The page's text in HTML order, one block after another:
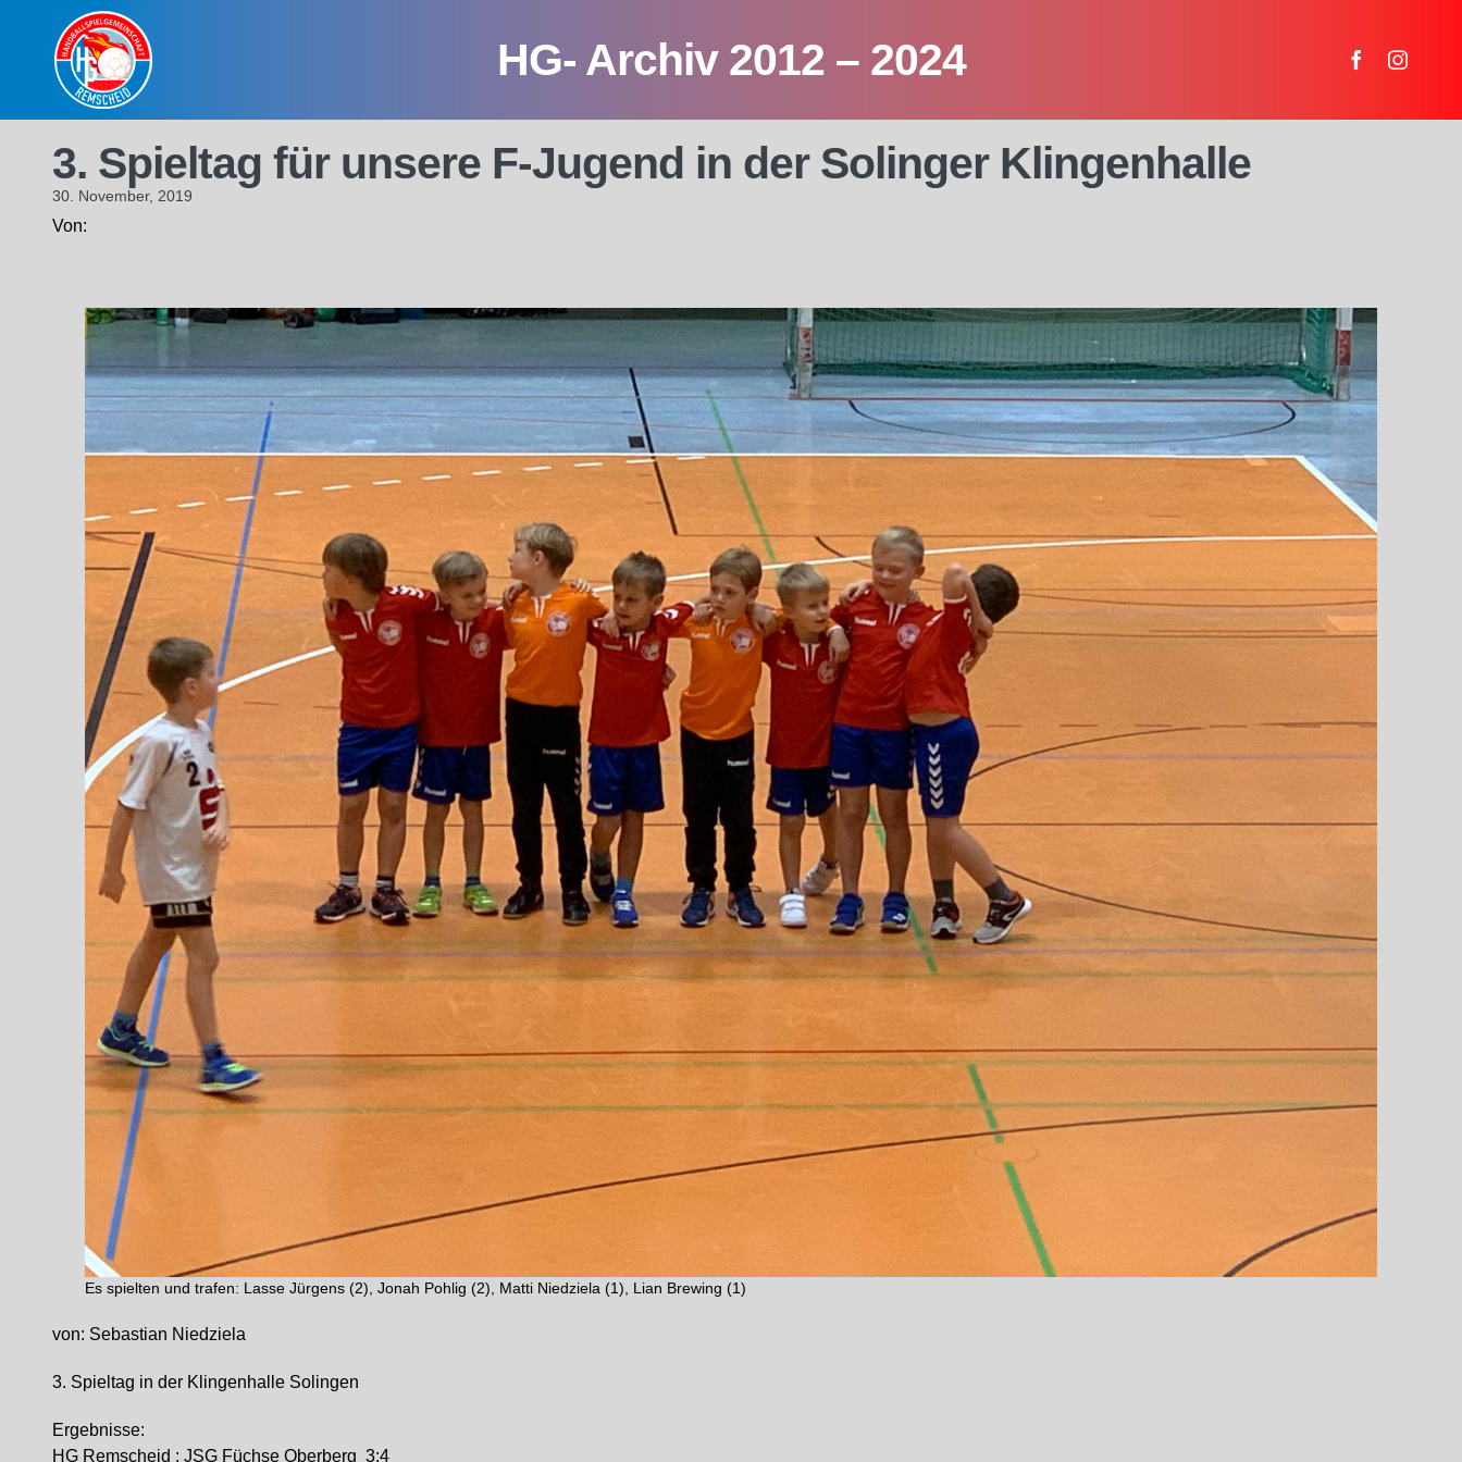
content
HG- Archiv 2012 – 2024
3. Spieltag für unsere F-Jugend in der Solinger Klingenhalle
30. November, 2019
Von:
Es spielten und trafen: Lasse Jürgens (2), Jonah Pohlig (2), Matti Niedziela (1), Lian Brewing (1)
von: Sebastian Niedziela
3. Spieltag in der Klingenhalle Solingen
Ergebnisse:
HG Remscheid : JSG Füchse Oberberg 3:4